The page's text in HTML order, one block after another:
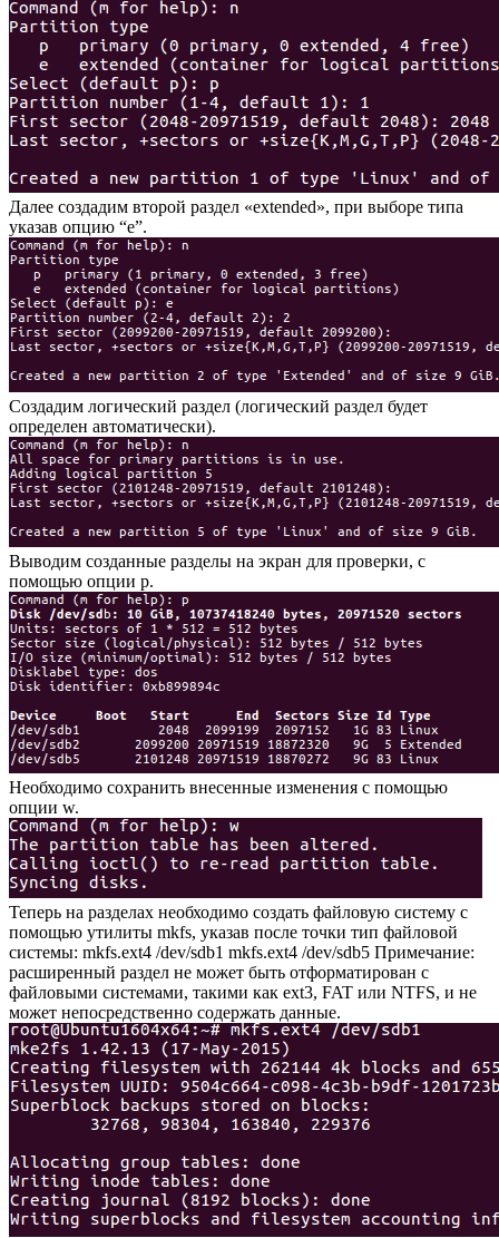
Далее создадим второй раздел «extended», при выборе типа
указав опцию “е”.
Создадим логический раздел (логический раздел будет
определен автоматически).
Выводим созданные разделы на экран для проверки, с
помощью опции p.
Необходимо сохранить внесенные изменения с помощью
опции w.
Теперь на разделах необходимо создать файловую систему с
помощью утилиты mkfs, указав после точки тип файловой
системы: mkfs.ext4 /dev/sdb1 mkfs.ext4 /dev/sdb5 Примечание:
расширенный раздел не может быть отформатирован с
файловыми системами, такими как ext3, FAT или NTFS, и не
может непосредственно содержать данные.